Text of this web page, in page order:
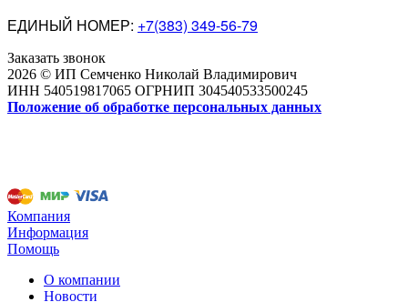
ЕДИНЫЙ НОМЕР: +7(383) 349-56-79
Заказать звонок
2026 © ИП Семченко Николай Владимирович
ИНН 540519817065 ОГРНИП 304540533500245
Положение об обработке персональных данных
Компания
Информация
Помощь
О компании
Новости